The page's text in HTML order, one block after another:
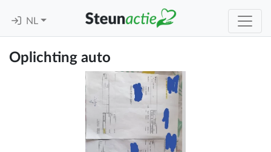
NL
Oplichting auto